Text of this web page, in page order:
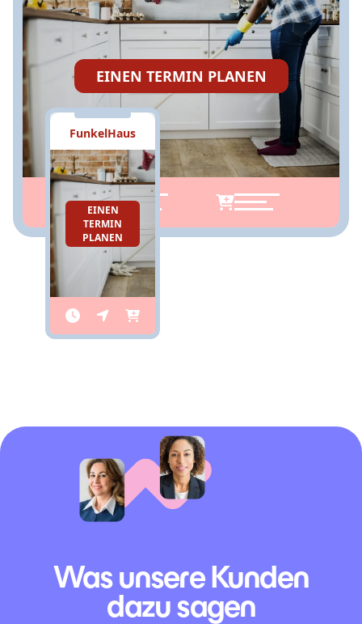
EINEN TERMIN PLANEN
FunkelHaus
EINEN
TERMIN
PLANEN
Was unsere Kunden
dazu sagen